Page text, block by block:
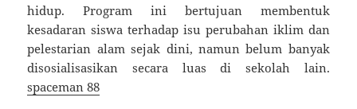
hidup. Program ini bertujuan membentuk
kesadaran siswa terhadap isu perubahan iklim dan
pelestarian alam sejak dini, namun belum banyak
disosialisasikan secara luas di sekolah lain.
spaceman 88